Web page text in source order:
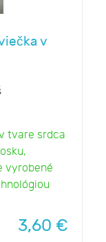
v
tvare srdca
vyrobené
3,60 €